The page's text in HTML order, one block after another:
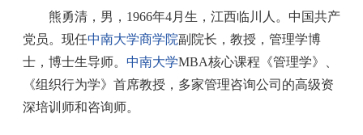
熊勇清，男，1966年4月生，江西临川人。中国共产
党员。现任中南大学商学院副院长，教授，管理学博
士，博士生导师。 中南大学MBA核心课程《管理学》、
《组织行为学》首席教授，多家管理咨询公司的高级资
深培训师和咨询师。